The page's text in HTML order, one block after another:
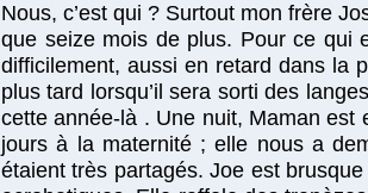
Nous, c’est qui ? Surtout mon frère
que seize mois de plus. Pour ce qui
difficilement, aussi en retard dans la
plus tard lorsqu’il sera sorti des
cette année-là . Une nuit, Maman est
jours à la maternité ; elle nous a
étaient très partagés. Joe est